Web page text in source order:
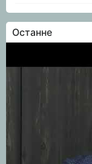
Останне